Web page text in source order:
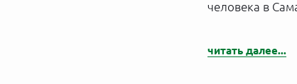
человека в
читать далее...